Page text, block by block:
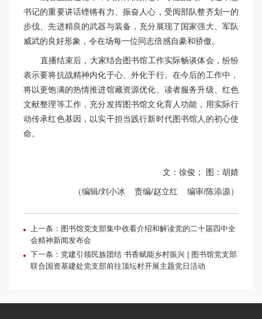
书记的重要讲话铿锵有力、振奋人心，受阅部队整齐划一的
步伐、先进精良的武器与装备，充分展现了国家强大、军队
威武的良好形象，令在场每一位同志倍感自豪和骄傲。
直播结束后，大家结合图书馆工作实际畅谈体会，纷纷
表示要将抗战精神内化于心、外化于行。在今后的工作中，
将以更饱满的热情推进馆藏资源优化、读者服务升级、红色
文献整理等工作，充分发挥图书馆文化育人功能，用实际行
动传承红色基因，以实干担当践行新时代图书馆人的初心使
命。
文：徐俊； 图：胡婧
（编辑/刘小冰 责编/赵立红 编审/陈添源）
上一条：图书馆党支部集中收看介绍和解读党的二十届四中全
会精神新闻发布会
下一条：党建引领民族团结 书香赋能乡村振兴 | 图书馆党支部
联合国资基建处党支部前往顶坛村开展主题党日活动